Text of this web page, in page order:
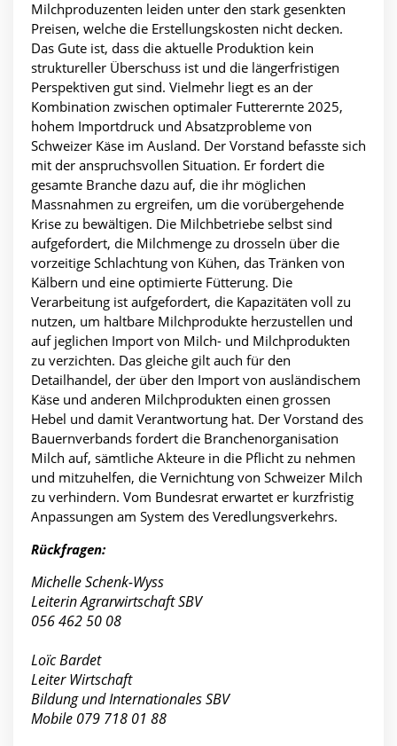
Milchproduzenten leiden unter den stark gesenkten
Preisen, welche die Erstellungskosten nicht decken.
Das Gute ist, dass die aktuelle Produktion kein
struktureller Überschuss ist und die längerfristigen
Perspektiven gut sind. Vielmehr liegt es an der
Kombination zwischen optimaler Futterernte 2025,
hohem Importdruck und Absatzprobleme von
Schweizer Käse im Ausland. Der Vorstand befasste sich
mit der anspruchsvollen Situation. Er fordert die
gesamte Branche dazu auf, die ihr möglichen
Massnahmen zu ergreifen, um die vorübergehende
Krise zu bewältigen. Die Milchbetriebe selbst sind
aufgefordert, die Milchmenge zu drosseln über die
vorzeitige Schlachtung von Kühen, das Tränken von
Kälbern und eine optimierte Fütterung. Die
Verarbeitung ist aufgefordert, die Kapazitäten voll zu
nutzen, um haltbare Milchprodukte herzustellen und
auf jeglichen Import von Milch- und Milchprodukten
zu verzichten. Das gleiche gilt auch für den
Detailhandel, der über den Import von ausländischem
Käse und anderen Milchprodukten einen grossen
Hebel und damit Verantwortung hat. Der Vorstand des
Bauernverbands fordert die Branchenorganisation
Milch auf, sämtliche Akteure in die Pflicht zu nehmen
und mitzuhelfen, die Vernichtung von Schweizer Milch
zu verhindern. Vom Bundesrat erwartet er kurzfristig
Anpassungen am System des Veredlungsverkehrs.
Rückfragen:
Michelle Schenk-Wyss
Leiterin Agrarwirtschaft SBV
056 462 50 08
Loïc Bardet
Leiter Wirtschaft
Bildung und Internationales SBV
Mobile 079 718 01 88